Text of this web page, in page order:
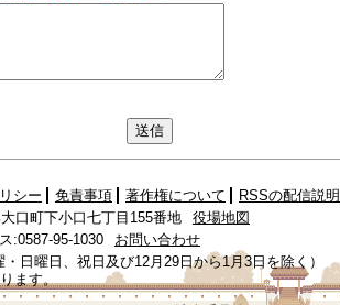
シー 免責事項 著作権について
RSSの配信説明
口町下小口七丁目155番地
役場地図
:0587-95-1030
お問い合わせ
日曜日、祝日及び12月29日から1月3日を除く）
ます。